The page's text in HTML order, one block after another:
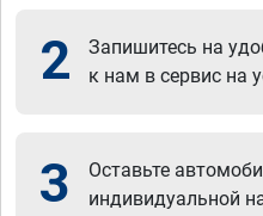
2
Запишитесь на
к нам в сервис на
3
Оставьте
индивидуальной